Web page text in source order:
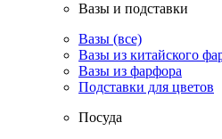
Вазы и подставки
Вазы (все)
Вазы из китайского
Вазы из фарфора
Подставки для цветов
Посуда